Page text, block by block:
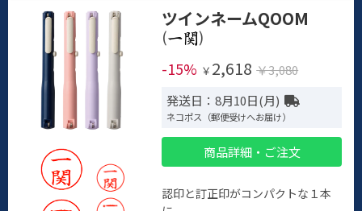
ツインネームQOOM
(
)
-15% ￥ 2,618 ￥3,080
発送日：8月10日(月)
ネコポス（郵便受けへお届け）
商品詳細・ご注文
認印と訂正印がコンパクトな１本